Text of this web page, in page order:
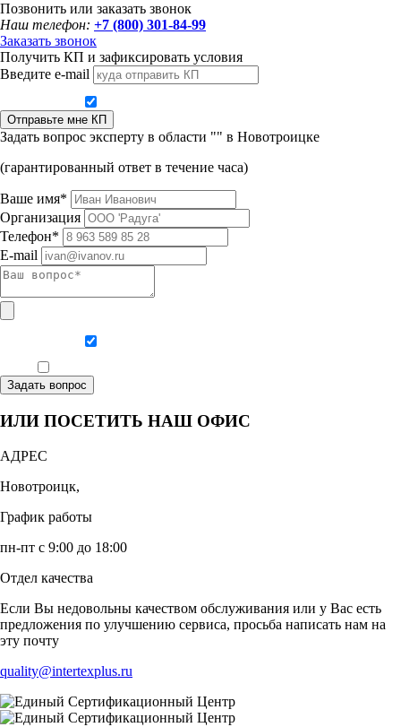
Позвонить или заказать звонок
Наш телефон: +7 (800) 301-84-99
Заказать звонок
Получить КП и зафиксировать условия
Введите e-mail
Отправьте мне КП
Задать вопрос эксперту в области "" в Новотроицке
(гарантированный ответ в течение часа)
Ваше имя*
Организация
Телефон*
E-mail
Задать вопрос
ИЛИ ПОСЕТИТЬ НАШ ОФИС
АДРЕС
Новотроицк,
График работы
пн-пт с 9:00 до 18:00
Отдел качества
Если Вы недовольны качеством обслуживания или у Вас есть
предложения по улучшению сервиса, просьба написать нам на
эту почту
quality@intertexplus.ru